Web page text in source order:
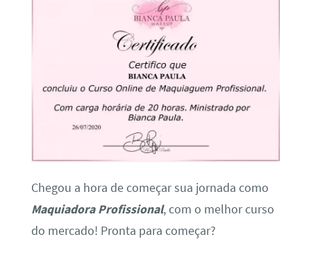
Chegou a hora de começar sua jornada como
Maquiadora Profissional, com o melhor curso
do mercado! Pronta para começar?